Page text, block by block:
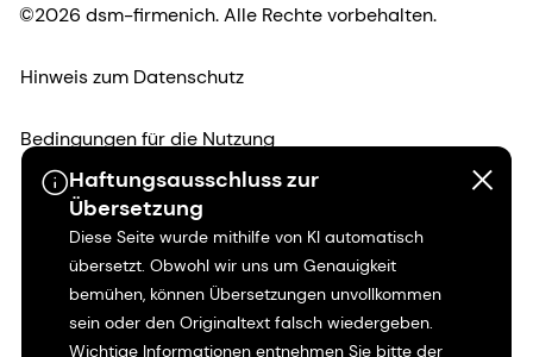
Haftungsausschluss zur
Übersetzung
Diese Seite wurde mithilfe von KI automatisch
übersetzt. Obwohl wir uns um Genauigkeit
bemühen, können Übersetzungen unvollkommen
sein oder den Originaltext falsch wiedergeben.
Wichtige Informationen entnehmen Sie bitte der
©2026 dsm-firmenich. Alle Rechte vorbehalten.
Hinweis zum Datenschutz
Bedingungen für die Nutzung
Bedingungen und Konditionen
Kalifornien-Transparenz
Erklärung zur Zugänglichkeit